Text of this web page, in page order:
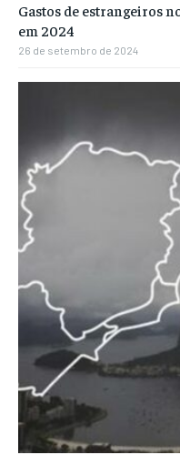
Gastos de estrangeiros
em 2024
26 de setembro de 2024